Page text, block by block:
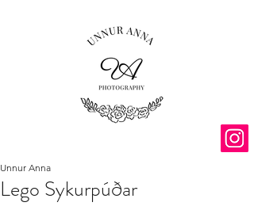
Lego Sykurpúðar
Unnur Anna